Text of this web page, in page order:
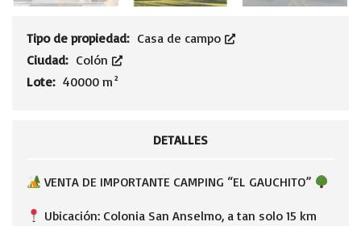
Tipo de propiedad: Casa de campo
Ciudad: Colón
Lote: 40000 m²
DETALLES
VENTA DE IMPORTANTE CAMPING “EL GAUCHITO”
Ubicación: Colonia San Anselmo, a tan solo 15 km